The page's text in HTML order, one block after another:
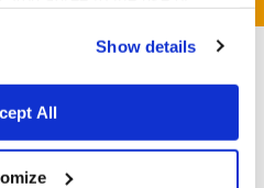
Show details
All
Artikel